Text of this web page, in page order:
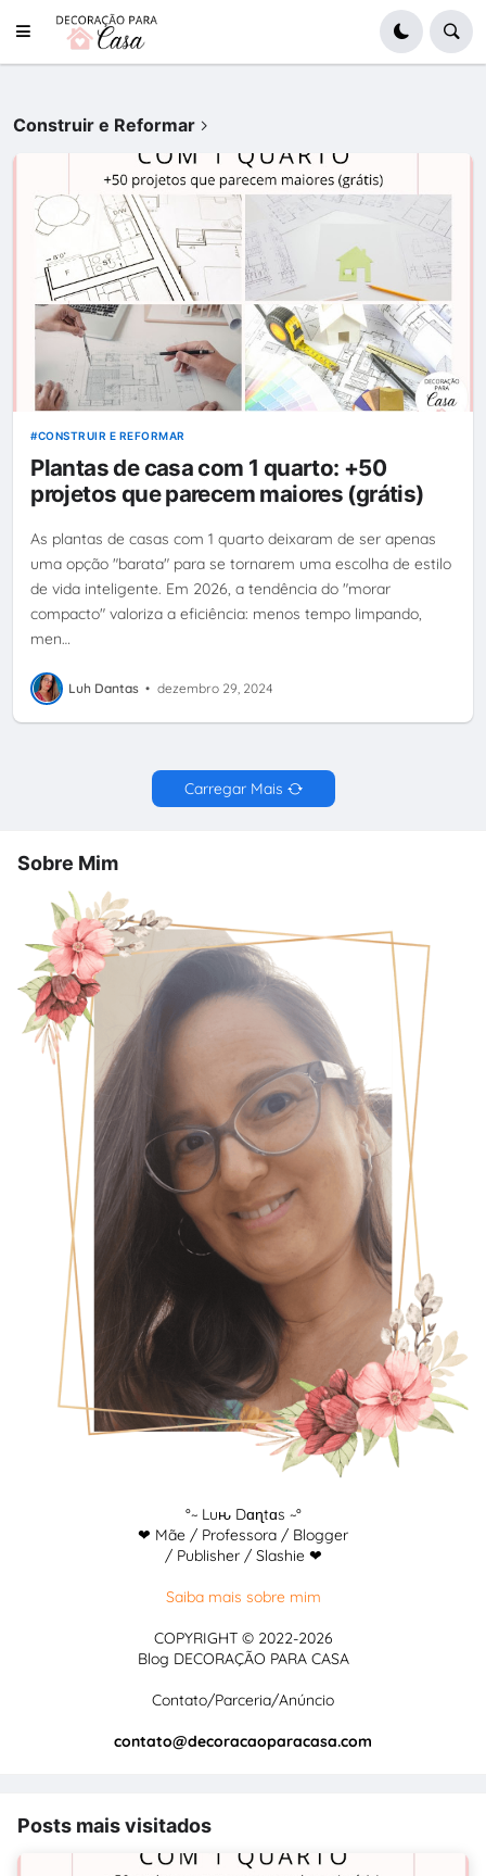
Construir e Reformar
CONSTRUIR E REFORMAR
Plantas de casa com 1 quarto: +50
projetos que parecem maiores (grátis)
As plantas de casas com 1 quarto deixaram de ser apenas
uma opção "barata" para se tornarem uma escolha de estilo
de vida inteligente. Em 2026, a tendência do "morar
compacto" valoriza a eficiência: menos tempo limpando,
men…
Luh Dantas • dezembro 29, 2024
Carregar Mais
Sobre Mim
°~ Luԋ Dɑɳtɑs ~°
❤ Mãe / Professora / Blogger
/ Publisher / Slashie ❤
Saiba mais sobre mim
COPYRIGHT © 2022-2026
Blog DECORAÇÃO PARA CASA
Contato/Parceria/Anúncio
contato@decoracaoparacasa.com
Posts mais visitados